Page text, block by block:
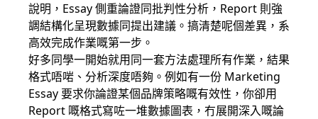
說明，Essay 側重論證同批判性分析，Report 則強
調結構化呈現數據同提出建議。搞清楚呢個差異，系
高效完成作業嘅第一步。
好多同學一開始就用同一套方法處理所有作業，結果
格式唔啱、分析深度唔夠。例如有一份 Marketing
Essay 要求你論證某個品牌策略嘅有效性，你卻用
Report 嘅格式寫咗一堆數據圖表，冇展開深入嘅論